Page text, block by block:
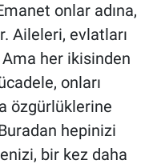
onlar adına,
Aileleri, evlatları
her ikisinden
onları
özgürlüklerine
hepinizi
bir kez daha